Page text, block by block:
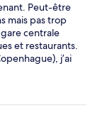
Peut-être
mais pas trop
centrale
et restaurants.
j’ai